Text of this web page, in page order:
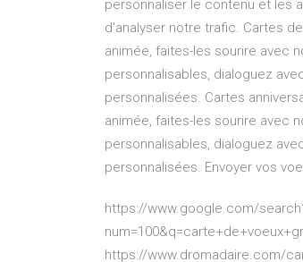
personnaliser le contenu et les
d'analyser notre trafic. Cartes
animée, faites-les sourire avec
personnalisables, dialoguez
personnalisées. Cartes
animée, faites-les sourire avec
personnalisables, dialoguez
personnalisées. Envoyer vos
https://www.google.com/
https://www.dromadaire.com/